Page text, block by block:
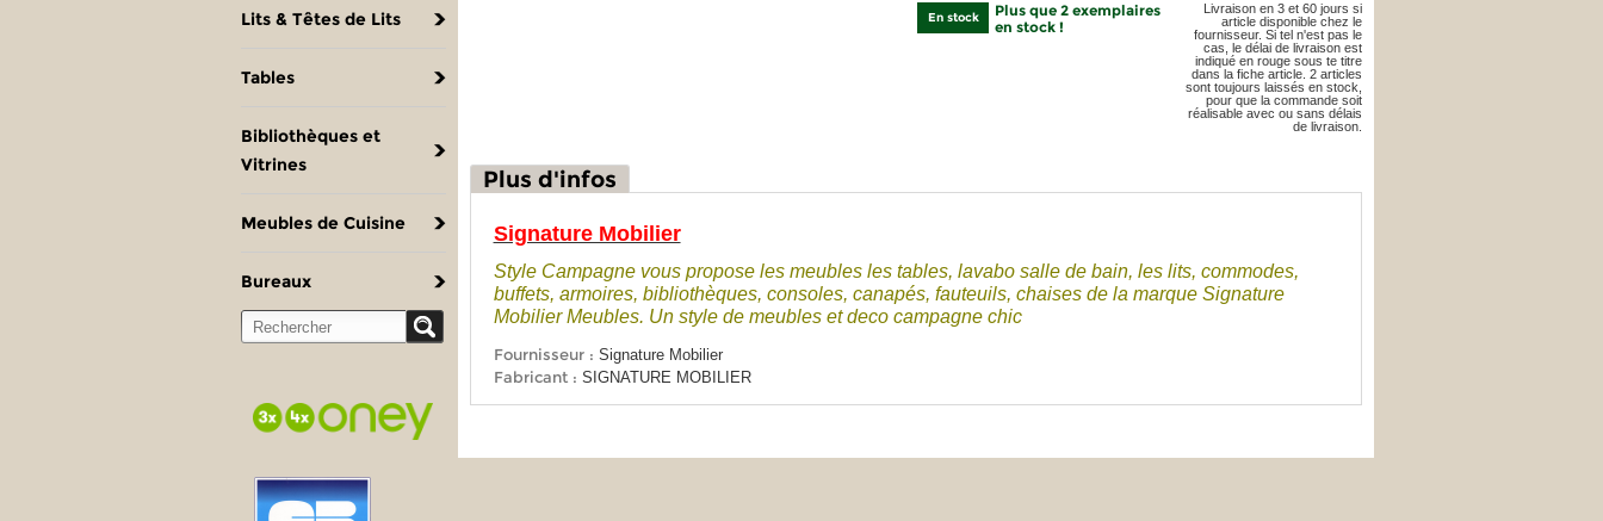
Lits & Têtes de Lits
Tables
Bibliothèques et
Vitrines
Meubles de Cuisine
Bureaux
En stock
Plus que 2 exemplaires
en stock !
Livraison en 3 et 60 jours si
article disponible chez le
fournisseur. Si tel n'est pas le
cas, le délai de livraison est
indiqué en rouge sous te titre
dans la fiche article. 2 articles
sont toujours laissés en stock,
pour que la commande soit
réalisable avec ou sans délais
de livraison.
Plus d'infos
Signature Mobilier
Style Campagne vous propose les meubles les tables, lavabo salle de bain, les lits, commodes,
buffets, armoires, bibliothèques, consoles, canapés, fauteuils, chaises de la marque Signature
Mobilier Meubles. Un style de meubles et deco campagne chic
Fournisseur : Signature Mobilier
Fabricant : SIGNATURE MOBILIER